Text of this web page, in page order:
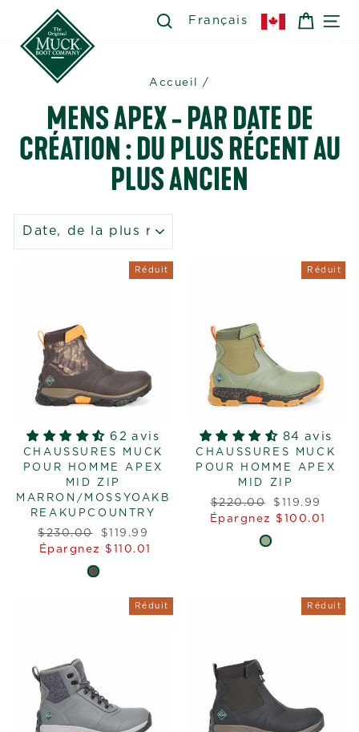
contenu
SEARCH
RECHERCHER
Français
Accueil /
MENS APEX - PAR DATE DE
CRÉATION : DU PLUS RÉCENT AU
PLUS ANCIEN
Réduit
62 avis
CHAUSSURES MUCK
POUR HOMME APEX
MID ZIP
MARRON/MOSSYOAKB
REAKUPCOUNTRY
Prix
régulier
$230.00
Prix
réduit
$119.99
Épargnez $110.01
Réduit
84 avis
CHAUSSURES MUCK
POUR HOMME APEX
MID ZIP
Prix
régulier
$220.00
Prix
réduit
$119.99
Épargnez $100.01
Réduit Réduit